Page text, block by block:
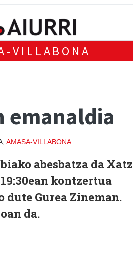
VILLABONA
emanaldia
AMASA-VILLABONA
abesbatza da Xatz
kontzertua
dute Gurea Zineman.
da.